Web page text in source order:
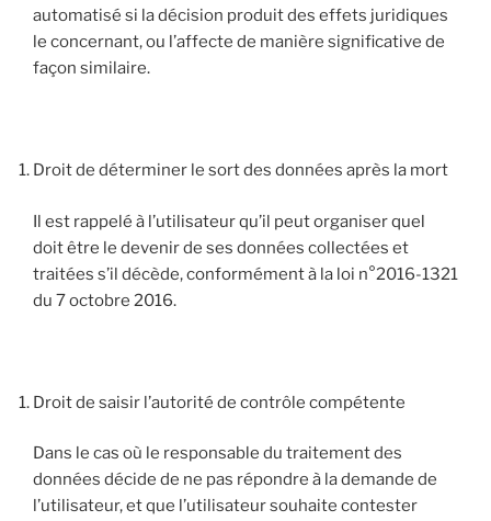
automatisé si la décision produit des effets juridiques
le concernant, ou l’affecte de manière significative de
façon similaire.
Droit de déterminer le sort des données après la mort
Il est rappelé à l’utilisateur qu’il peut organiser quel
doit être le devenir de ses données collectées et
traitées s’il décède, conformément à la loi n°2016-1321
du 7 octobre 2016.
Droit de saisir l’autorité de contrôle compétente
Dans le cas où le responsable du traitement des
données décide de ne pas répondre à la demande de
l’utilisateur, et que l’utilisateur souhaite contester